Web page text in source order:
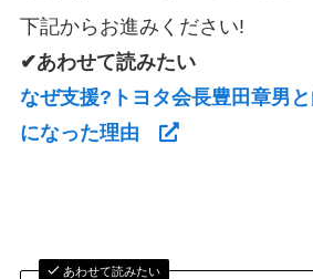
下記からお進みください!
✔あわせて読みたい
なぜ支援?トヨタ会長豊田章男
になった理由
あわせて読みたい